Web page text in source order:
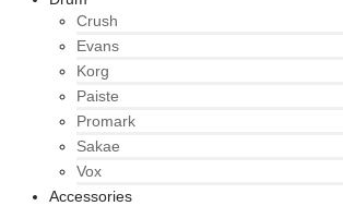
Crush
Evans
Korg
Paiste
Promark
Sakae
Vox
Accessories